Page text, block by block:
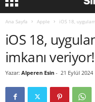
Ana Sayfa Apple iOS 18,
iOS 18,
imkanı veriyor!
Yazar: Alperen Esin - 21 Eylül 2024